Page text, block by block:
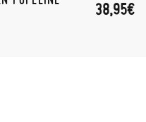
38,95€